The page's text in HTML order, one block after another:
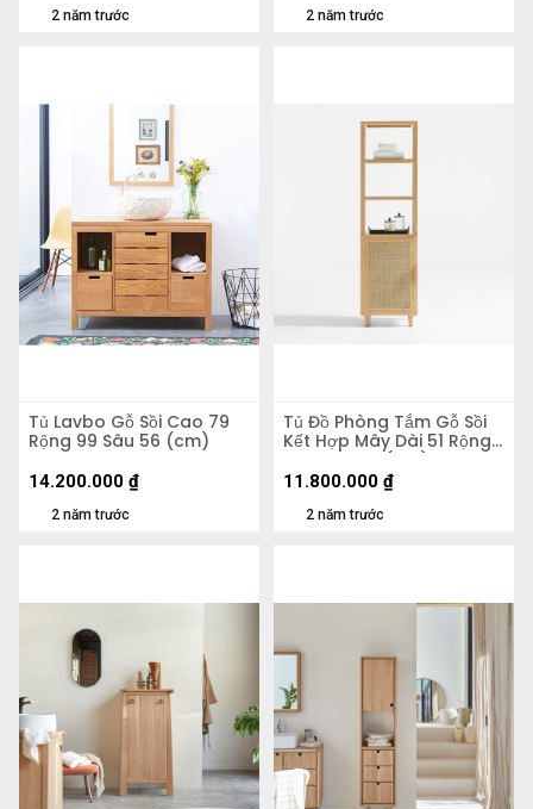
2 năm trước 2 năm trước
Tủ Lavbo Gỗ Sồi Cao 79
Rộng 99 Sâu 56 (cm)
2 năm trước
14.200.000 ₫
Tủ Đồ Phòng Tắm Gỗ Sồi
Kết Hợp Mây Dài 51 Rộng
49 Cao 183 (cm)
2 năm trước
11.800.000 ₫